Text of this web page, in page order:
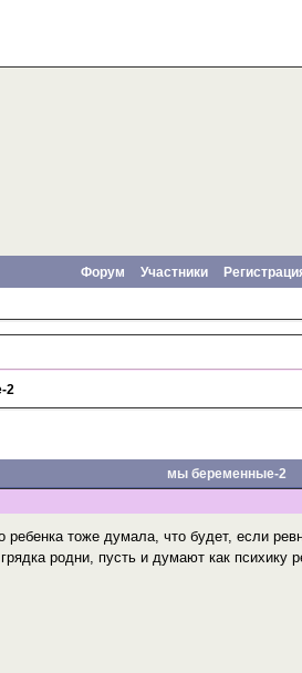
Форум Участники
2
мы беременные-2
ребенка тоже думала, что будет, если
родни, пусть и думают как психику